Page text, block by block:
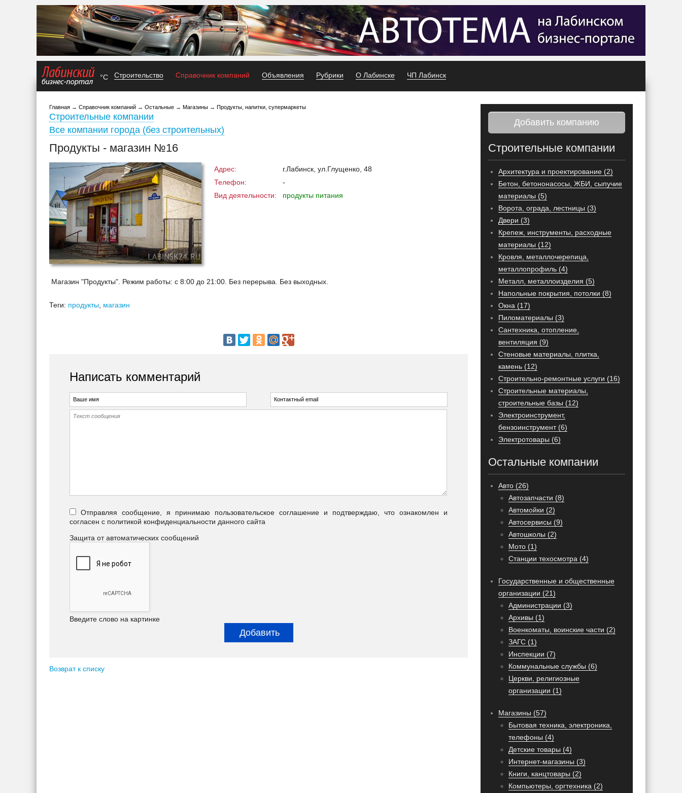
°C Строительство Справочник компаний Объявления Рубрики О Лабинске ЧП Лабинск
Главная → Справочник компаний → Остальные → Магазины → Продукты, напитки, супермаркеты
Строительные компании
Все компании города (без строительных)
Продукты - магазин №16
Адрес:
г.Лабинск, ул.Глущенко, 48
Телефон:
-
Вид деятельности:
продукты питания
Магазин "Продукты". Режим работы: с 8:00 до 21:00. Без перерыва. Без выходных.
Теги: продукты магазин
Написать комментарий
Отправляя сообщение, я принимаю пользовательское соглашение и подтверждаю, что ознакомлен и
согласен с политикой конфиденциальности данного сайта
Защита от автоматических сообщений
Введите слово на картинке
Возврат к списку
Добавить компанию
Строительные компании
Архитектура и проектирование (2)
Бетон, бетононасосы, ЖБИ, сыпучие
материалы (5)
Ворота, ограда, лестницы (3)
Двери (3)
Крепеж, инструменты, расходные
материалы (12)
Кровля, металлочерепица,
металлопрофиль (4)
Металл, металлоизделия (5)
Напольные покрытия, потолки (8)
Окна (17)
Пиломатериалы (3)
Сантехника, отопление,
вентиляция (9)
Стеновые материалы, плитка,
камень (12)
Строительно-ремонтные услуги (16)
Строительные материалы,
строительные базы (12)
Электроинструмент,
бензоинструмент (6)
Электротовары (6)
Остальные компании
Авто (26)
Автозапчасти (8)
Автомойки (2)
Автосервисы (9)
Автошколы (2)
Мото (1)
Станции техосмотра (4)
Государственные и общественные
организации (21)
Администрации (3)
Архивы (1)
Военкоматы, воинские части (2)
ЗАГС (1)
Инспекции (7)
Коммунальные службы (6)
Церкви, религиозные
организации (1)
Магазины (57)
Бытовая техника, электроника,
телефоны (4)
Детские товары (4)
Интернет-магазины (3)
Книги, канцтовары (2)
Компьютеры, оргтехника (2)